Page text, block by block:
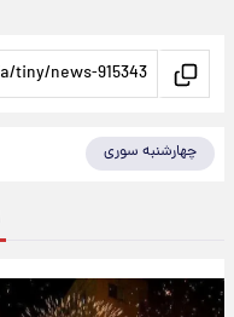
چهارشنبه سوری